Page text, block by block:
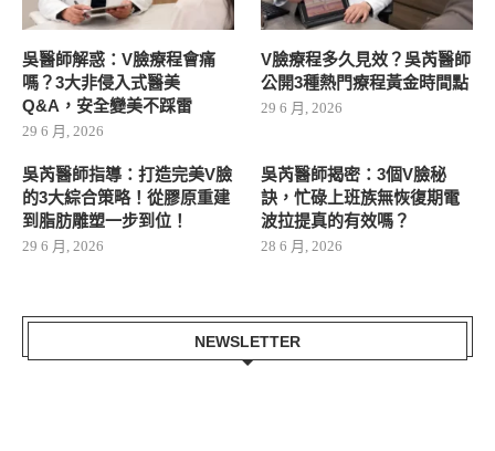
吳醫師解惑：V臉療程會痛
嗎？3大非侵入式醫美
Q&A，安全變美不踩雷
29 6 月, 2026
V臉療程多久見效？吳芮醫師
公開3種熱門療程黃金時間點
29 6 月, 2026
吳芮醫師指導：打造完美V臉
的3大綜合策略！從膠原重建
到脂肪雕塑一步到位！
29 6 月, 2026
吳芮醫師揭密：3個V臉秘
訣，忙碌上班族無恢復期電
波拉提真的有效嗎？
28 6 月, 2026
NEWSLETTER